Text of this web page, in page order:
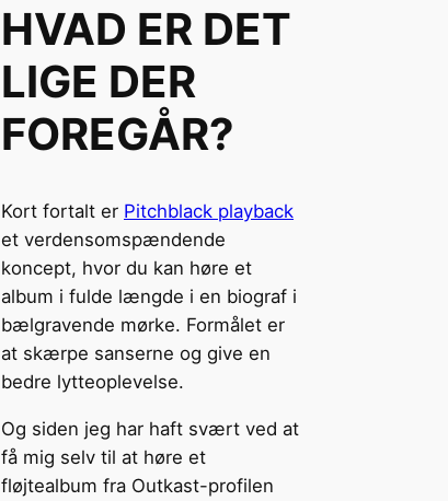
HVAD ER DET
LIGE DER
FOREGÅR?
Kort fortalt er Pitchblack playback
et verdensomspændende
koncept, hvor du kan høre et
album i fulde længde i en biograf i
bælgravende mørke. Formålet er
at skærpe sanserne og give en
bedre lytteoplevelse.
Og siden jeg har haft svært ved at
få mig selv til at høre et
fløjtealbum fra Outkast-profilen